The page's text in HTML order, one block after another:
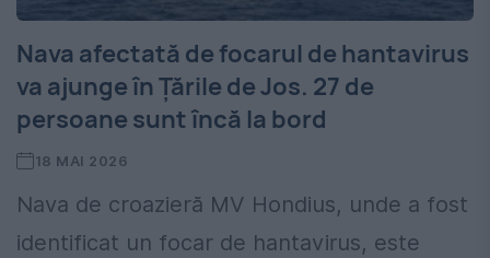
Nava afectată de focarul de hantavirus
va ajunge în Ţările de Jos. 27 de
persoane sunt încă la bord
18 MAI 2026
Nava de croazieră MV Hondius, unde a fost
identificat un focar de hantavirus, este